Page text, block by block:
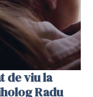
de viu la
Radu